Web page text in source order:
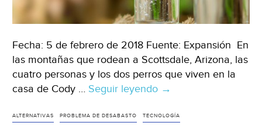
Fecha: 5 de febrero de 2018 Fuente: Expansión En
las montañas que rodean a Scottsdale, Arizona, las
cuatro personas y los dos perros que viven en la
casa de Cody … Seguir leyendo El
potable
→
ALTERNATIVAS PROBLEMA DE DESABASTO TECNOLOGÍA